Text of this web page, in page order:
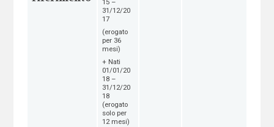
15 –
31/12/20
17
(erogato
per 36
mesi)
+ Nati
01/01/20
18 –
31/12/20
18
(erogato
solo per
12 mesi)